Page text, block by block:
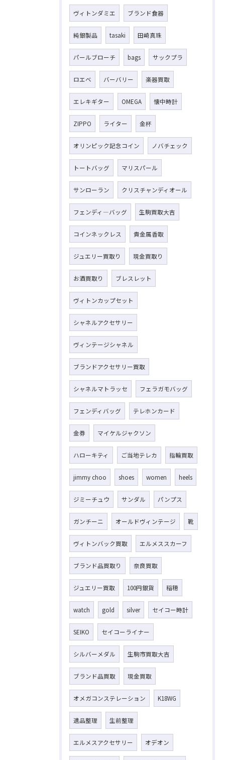
ヴィトンダミエ ブランド食器
純銀製品 tasaki 田崎真珠
パールブローチ bags サックプラ
ロエベ バーバリー 楽器買取
エレキギター OMEGA 懐中時計
ZIPPO ライター 金杯
オリンピック記念コイン ノバチェック
トートバッグ マリスパール
サンローラン クリスチャンディオール
フェンディ―バッグ 生駒買取大吉
コインネックレス 貴金属香取
ジュエリー買取り 現金買取り
お酒買取り ブレスレット
ヴィトンカップセット
シャネルアクセサリー
ヴィンテージシャネル
ブランドアクセサリー買取
シャネルマトラッセ フェラガモバッグ
フェンディバッグ テレホンカード
金券 マイケルジャクソン
ハローキティ ご当地テレカ 指輪買取
jimmy choo shoes women heels
ジミーチュウ サンダル パンプス
ガンチーニ オールドヴィンテージ 靴
ヴィトンバック買取 エルメススカーフ
ブランド品買取り 奈良買取
ジュエリー買取 100円銀貨 稲穂
watch gold silver セイコー時計
SEIKO セイコーライナー
シルバーメダル 生駒市買取大吉
ブランド品買取 現金買取
オメガコンステレーション K18WG
遺品整理 生前整理
エルメスアクセサリー オデオン